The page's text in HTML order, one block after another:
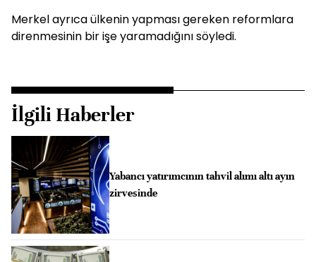
Merkel ayrıca ülkenin yapması gereken reformlara
direnmesinin bir işe yaramadığını söyledi.
İlgili Haberler
Yabancı yatırımcının tahvil alımı altı ayın
zirvesinde